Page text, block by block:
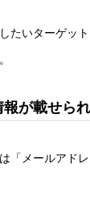
たいターゲッ
が載せら
「メールアド